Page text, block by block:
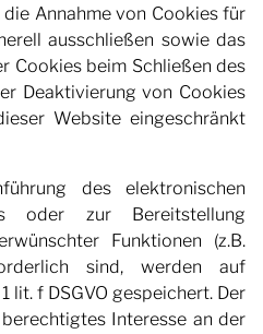
Annahme von Cookies für
ausschließen sowie das
Cookies beim Schließen des
Deaktivierung von Cookies
Website eingeschränkt
des elektronischen
oder zur Bereitstellung
Funktionen (z.B.
sind, werden auf
lit. f DSGVO gespeichert. Der
Interesse an der